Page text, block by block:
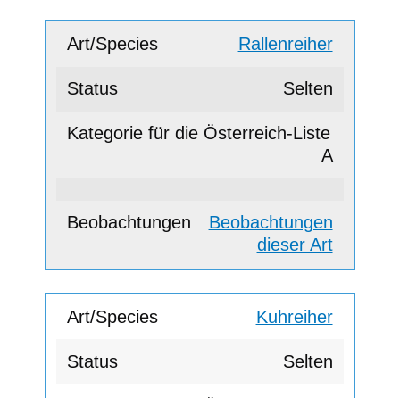
Rallenreiher
Selten
A
Beobachtungen
dieser Art
Kuhreiher
Selten